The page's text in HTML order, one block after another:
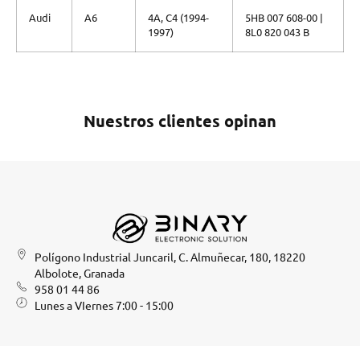
Audi A6
4A, C4 (1994-
1997)
5HB 007 608-00 |
8L0 820 043 B
Nuestros clientes opinan
Polígono Industrial Juncaril, C. Almuñecar, 180, 18220
Albolote, Granada
958 01 44 86
Lunes a VIernes 7:00 - 15:00